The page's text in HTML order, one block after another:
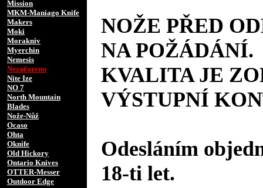
Mission
MKM-Maniago Knife
Makers
Moki
Morakniv
Myerchin
Nemesis
Nezařazeno
Nite Ize
NO 7
North Mountain
Blades
Nože-Nůž
Ocaso
Ohta
Oknife
Old Hickory
Ontario Knives
OTTER-Messer
Outdoor Edge
NOŽE PŘED
NA POŽÁDÁNÍ.
KVALITA JE
VÝSTUPNÍ
Odesláním
18-ti let.